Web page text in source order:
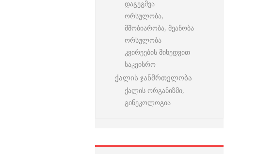
დაგეგმვა
ორსულობა,
მშობიარობა, მეანობა
ორსულობა
კვირეების მიხედვით
საკეისრო
ქალის ჯანმრთელობა
ქალის ორგანიზმი,
გინეკოლოგია